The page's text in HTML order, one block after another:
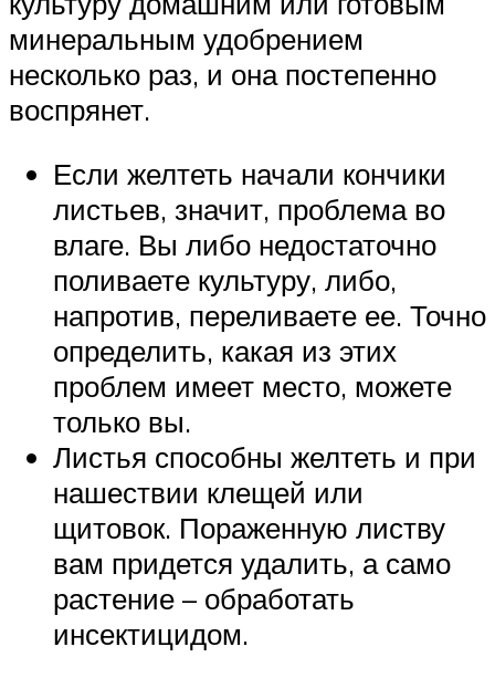
минеральным удобрением
несколько раз, и она постепенно
воспрянет.
Если желтеть начали кончики
листьев, значит, проблема во
влаге. Вы либо недостаточно
поливаете культуру, либо,
напротив, переливаете ее. Точно
определить, какая из этих
проблем имеет место, можете
только вы.
Листья способны желтеть и при
нашествии клещей или
щитовок. Пораженную листву
вам придется удалить, а само
растение – обработать
инсектицидом.